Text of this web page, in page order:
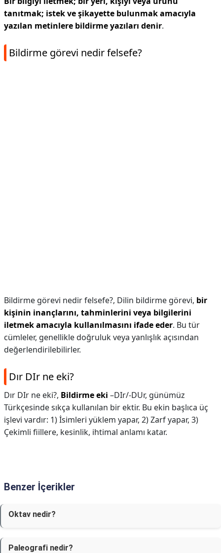
tanıtmak; istek ve şikayette bulunmak amacıyla
yazılan metinlere bildirme yazıları denir.
Bildirme görevi nedir felsefe?
Bildirme görevi nedir felsefe?, Dilin bildirme görevi, bir
kişinin inançlarını, tahminlerini veya bilgilerini
iletmek amacıyla kullanılmasını ifade eder. Bu tür
cümleler, genellikle doğruluk veya yanlışlık açısından
değerlendirilebilirler.
Dır DIr ne eki?
Dır DIr ne eki?, Bildirme eki –DIr/-DUr, günümüz
Türkçesinde sıkça kullanılan bir ektir. Bu ekin başlıca üç
işlevi vardır: 1) İsimleri yüklem yapar, 2) Zarf yapar, 3)
Çekimli fiillere, kesinlik, ihtimal anlamı katar.
Benzer İçerikler
Oktav nedir?
Paleografi nedir?